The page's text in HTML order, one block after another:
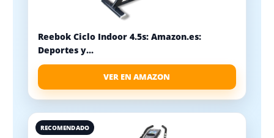
Reebok Ciclo Indoor 4.5s: Amazon.es:
Deportes y...
VER EN AMAZON
RECOMENDADO